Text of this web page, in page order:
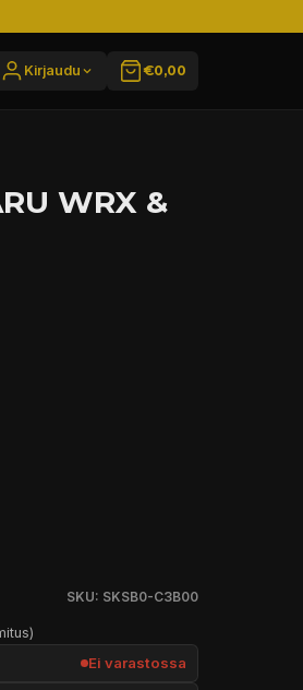
Kirjaudu €0,00
WRX &
SKU: SKSB0-C3B00
Ei varastossa